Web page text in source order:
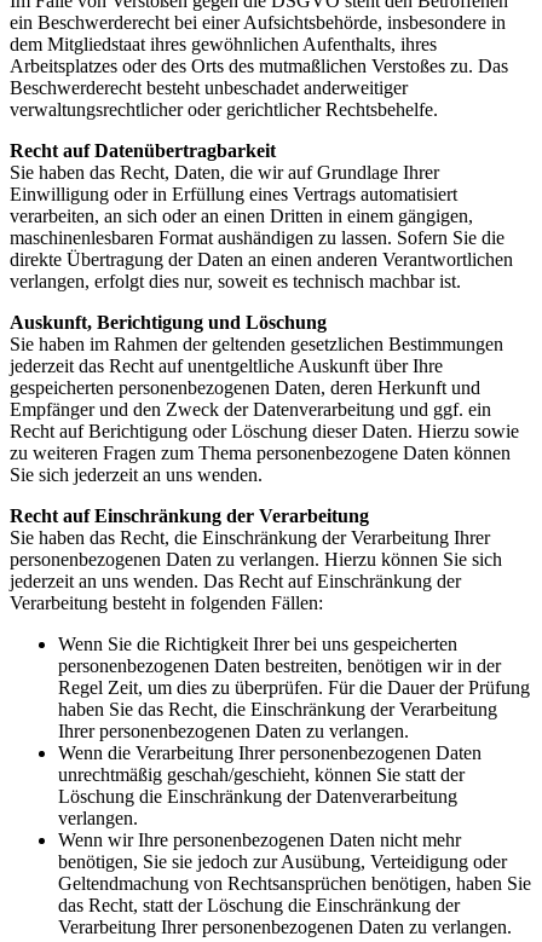
ein Beschwerderecht bei einer Aufsichtsbehörde, insbesondere in
dem Mitgliedstaat ihres gewöhnlichen Aufenthalts, ihres
Arbeitsplatzes oder des Orts des mutmaßlichen Verstoßes zu. Das
Beschwerderecht besteht unbeschadet anderweitiger
verwaltungsrechtlicher oder gerichtlicher Rechtsbehelfe.
Recht auf Datenübertragbarkeit
Sie haben das Recht, Daten, die wir auf Grundlage Ihrer
Einwilligung oder in Erfüllung eines Vertrags automatisiert
verarbeiten, an sich oder an einen Dritten in einem gängigen,
maschinenlesbaren Format aushändigen zu lassen. Sofern Sie die
direkte Übertragung der Daten an einen anderen Verantwortlichen
verlangen, erfolgt dies nur, soweit es technisch machbar ist.
Auskunft, Berichtigung und Löschung
Sie haben im Rahmen der geltenden gesetzlichen Bestimmungen
jederzeit das Recht auf unentgeltliche Auskunft über Ihre
gespeicherten personenbezogenen Daten, deren Herkunft und
Empfänger und den Zweck der Datenverarbeitung und ggf. ein
Recht auf Berichtigung oder Löschung dieser Daten. Hierzu sowie
zu weiteren Fragen zum Thema personenbezogene Daten können
Sie sich jederzeit an uns wenden.
Recht auf Einschränkung der Verarbeitung
Sie haben das Recht, die Einschränkung der Verarbeitung Ihrer
personenbezogenen Daten zu verlangen. Hierzu können Sie sich
jederzeit an uns wenden. Das Recht auf Einschränkung der
Verarbeitung besteht in folgenden Fällen:
Wenn Sie die Richtigkeit Ihrer bei uns gespeicherten
personenbezogenen Daten bestreiten, benötigen wir in der
Regel Zeit, um dies zu überprüfen. Für die Dauer der Prüfung
haben Sie das Recht, die Einschränkung der Verarbeitung
Ihrer personenbezogenen Daten zu verlangen.
Wenn die Verarbeitung Ihrer personenbezogenen Daten
unrechtmäßig geschah/geschieht, können Sie statt der
Löschung die Einschränkung der Datenverarbeitung
verlangen.
Wenn wir Ihre personenbezogenen Daten nicht mehr
benötigen, Sie sie jedoch zur Ausübung, Verteidigung oder
Geltendmachung von Rechtsansprüchen benötigen, haben Sie
das Recht, statt der Löschung die Einschränkung der
Verarbeitung Ihrer personenbezogenen Daten zu verlangen.